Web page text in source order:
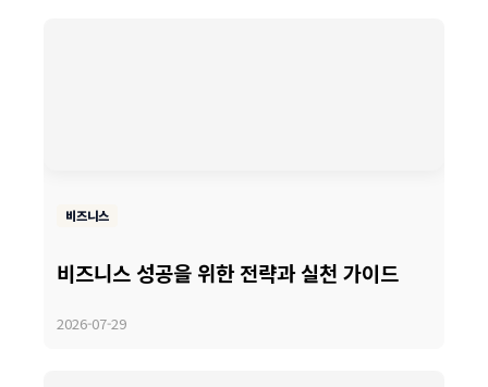
비즈니스
비즈니스 성공을 위한 전략과 실천 가이드
2026-07-29